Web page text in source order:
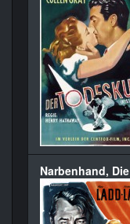
Narbenhand, Die